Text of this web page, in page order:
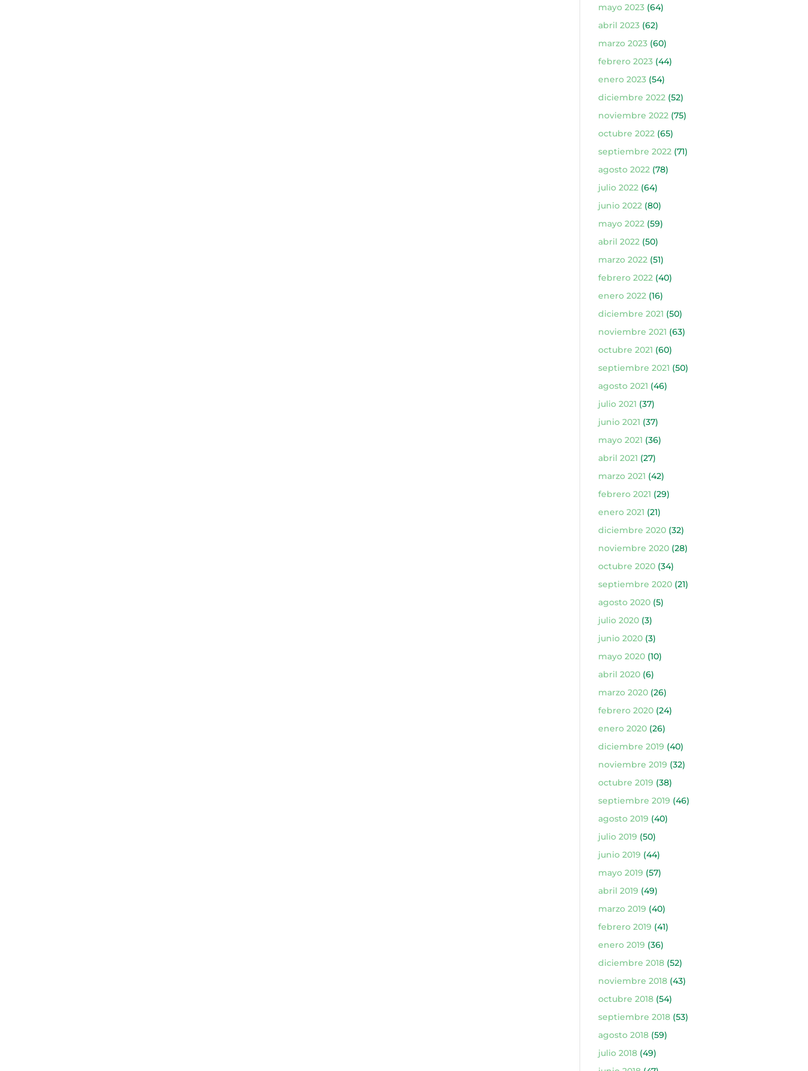
mayo 2023(64)
abril 2023(62)
marzo 2023(60)
febrero 2023(44)
enero 2023(54)
diciembre 2022(52)
noviembre 2022(75)
octubre 2022(65)
septiembre 2022(71)
agosto 2022(78)
julio 2022(64)
junio 2022(80)
mayo 2022(59)
abril 2022(50)
marzo 2022(51)
febrero 2022(40)
enero 2022(16)
diciembre 2021 (50)
noviembre 2021 (63)
octubre 2021 (60)
septiembre 2021 (50)
agosto 2021 (46)
julio 2021 (37)
junio 2021 (37)
mayo 2021 (36)
abril 2021 (27)
marzo 2021 (42)
febrero 2021 (29)
enero 2021 (21)
diciembre 2020(32)
noviembre 2020(28)
octubre 2020(34)
septiembre 2020(21)
agosto 2020(5)
julio 2020(3)
junio 2020(3)
mayo 2020(10)
abril 2020(6)
marzo 2020(26)
febrero 2020(24)
enero 2020(26)
diciembre 2019 (40)
noviembre 2019 (32)
octubre 2019 (38)
septiembre 2019 (46)
agosto 2019 (40)
julio 2019 (50)
junio 2019 (44)
mayo 2019 (57)
abril 2019 (49)
marzo 2019 (40)
febrero 2019 (41)
enero 2019 (36)
diciembre 2018(52)
noviembre 2018(43)
octubre 2018(54)
septiembre 2018(53)
agosto 2018(59)
julio 2018(49)